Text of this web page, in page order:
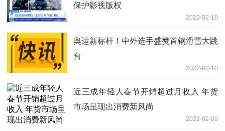
保护影视版权
2022-02-10
奥运新标杆！中外选手盛赞首钢滑雪大跳
台
2022-02-10
近三成年轻人春节开销超过月收入 年货
市场呈现出消费新风尚
2022-02-09